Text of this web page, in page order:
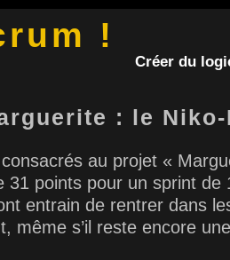
!
Créer du
: le
au projet «
31 points pour un sprint de
entrain de rentrer dans
même s’il reste encore